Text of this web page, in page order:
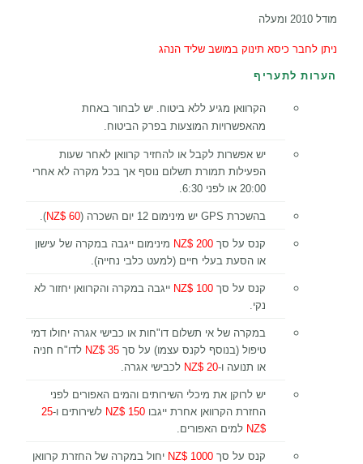
מודל 2010 ומעלה
ניתן לחבר כיסא תינוק במושב שליד הנהג
הערות לתעריף
הקרוואן מגיע ללא ביטוח. יש לבחור באחת
מהאפשרויות המוצעות בפרק הביטוח.
יש אפשרות לקבל או להחזיר קרוואן לאחר שעות
הפעילות תמורת תשלום נוסף אך בכל מקרה לא אחרי
20:00 או לפני 6:30.
בהשכרת GPS יש מינימום 12 יום השכרה ( 60 $NZ
).
קנס על סך 200 $NZ
מינימום ייגבה במקרה של עישון
או הסעת בעלי חיים (למעט כלבי נחייה).
קנס על סך 100 $NZ
ייגבה במקרה והקרוואן יחזור לא
נקי.
במקרה של אי תשלום דו"חות או כבישי אגרה יחולו דמי
טיפול (בנוסף לקנס עצמו) על סך 35 $NZ
לדו"ח חניה
או תנועה ו-20 $NZ לכבישי אגרה.
יש לרוקן את מיכלי השירותים והמים האפורים לפני
החזרת הקרוואן אחרת ייגבו 150 $NZ לשירותים ו-25
$NZ
למים האפורים.
קנס על סך 1000 $NZ
יחול במקרה של החזרת קרוואן